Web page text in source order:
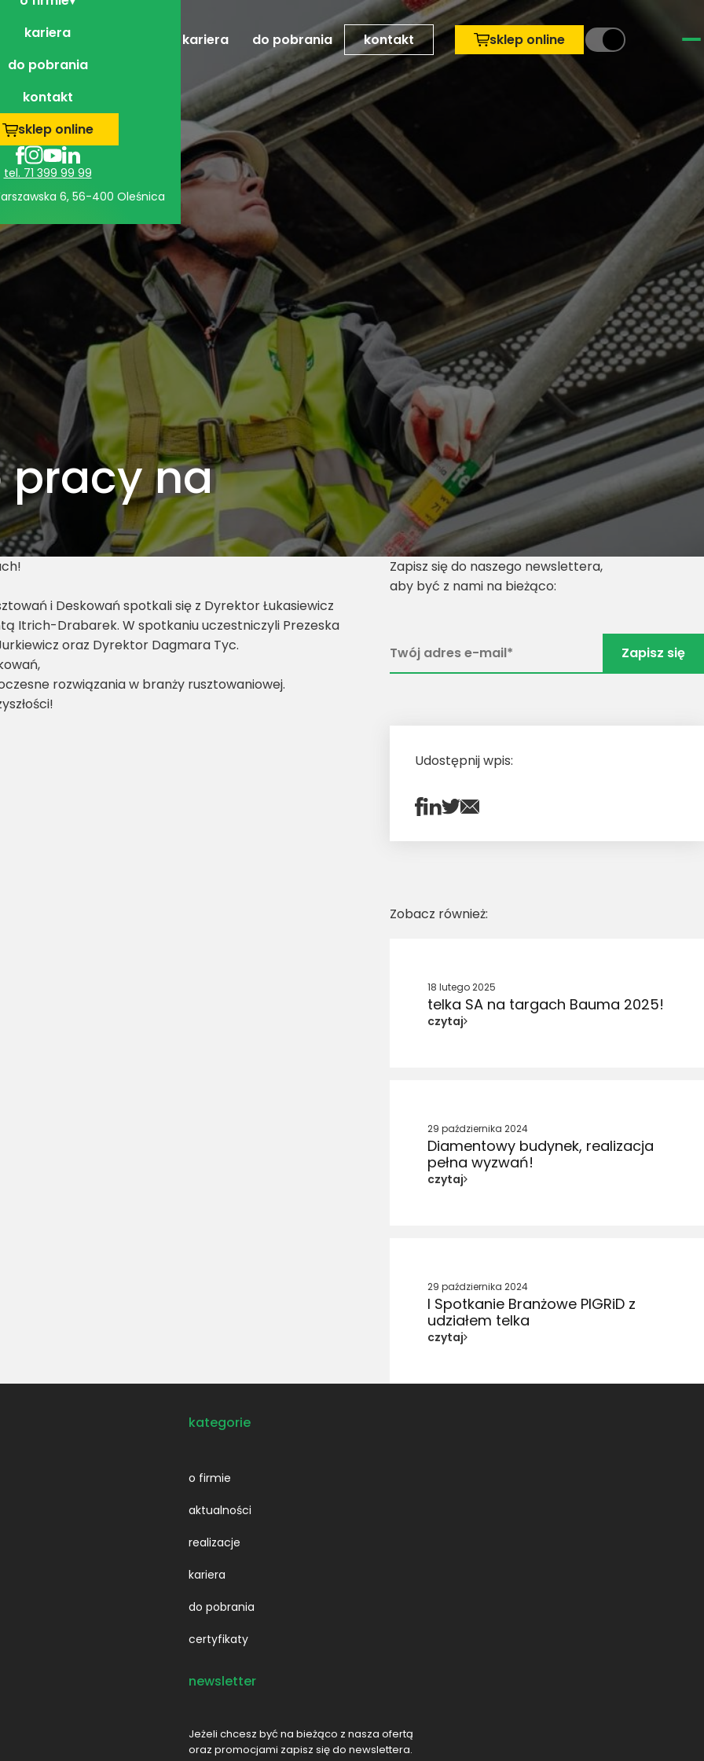
realizacje kariera do pobrania kontakt sklep online
kariera
do pobrania
kontakt
sklep online
tel. 71 399 99 99
6, 56-400 Oleśnica
pracy na
i Deskowań spotkali się z Dyrektor Łukasiewicz
Itrich-Drabarek. W spotkaniu uczestniczyli Prezeska
oraz Dyrektor Dagmara Tyc.
rozwiązania w branży rusztowaniowej.
Zapisz się do naszego newslettera,
aby być z nami na bieżąco:
Udostępnij wpis:
Zobacz również:
18 lutego 2025
telka SA na targach Bauma 2025!
czytaj
29 października 2024
Diamentowy budynek, realizacja
pełna wyzwań!
czytaj
29 października 2024
I Spotkanie Branżowe PIGRiD z
udziałem telka
czytaj
kategorie
o firmie
aktualności
realizacje
kariera
do pobrania
certyfikaty
newsletter
Jeżeli chcesz być na bieżąco z nasza ofertą
oraz promocjami zapisz się do newslettera.